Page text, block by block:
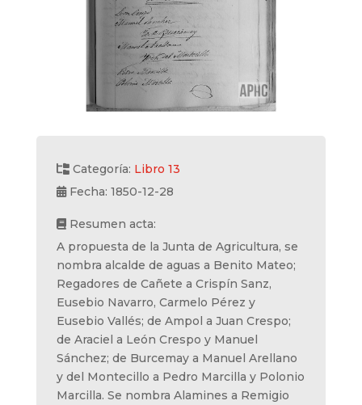
Categoría: Libro 13
Fecha: 1850-12-28
Resumen acta:
A propuesta de la Junta de Agricultura, se
nombra alcalde de aguas a Benito Mateo;
Regadores de Cañete a Crispín Sanz,
Eusebio Navarro, Carmelo Pérez y
Eusebio Vallés; de Ampol a Juan Crespo;
de Araciel a León Crespo y Manuel
Sánchez; de Burcemay a Manuel Arellano
y del Montecillo a Pedro Marcilla y Polonio
Marcilla. Se nombra Alamines a Remigio